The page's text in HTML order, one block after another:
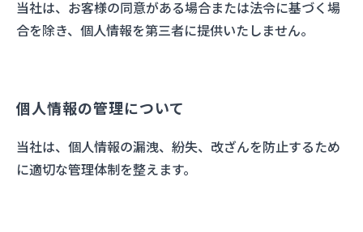
当社は、お客様の同意がある場合または法令に基づく場
合を除き、個人情報を第三者に提供いたしません。
個人情報の管理について
当社は、個人情報の漏洩、紛失、改ざんを防止するため
に適切な管理体制を整えます。